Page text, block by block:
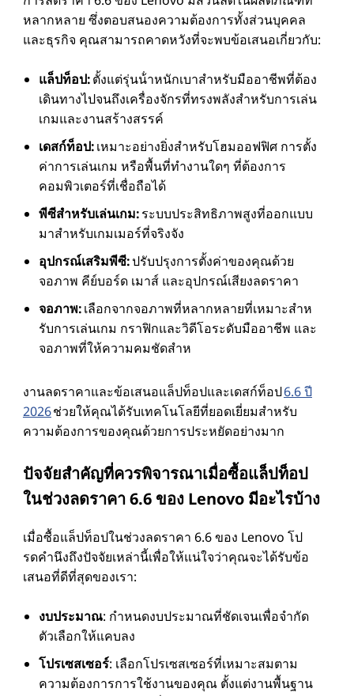
หลากหลาย ซึ่งตอบสนองความต้องการทั้งส่วนบุคคล
และธุรกิจ คุณสามารถคาดหวังที่จะพบข้อเสนอเกี่ยวกับ:
แล็ปท็อป:ตั้งแต่รุ่นน้ําหนักเบาสําหรับมืออาชีพที่ต้อง
เดินทางไปจนถึงเครื่องจักรที่ทรงพลังสําหรับการเล่น
เกมและงานสร้างสรรค์
เดสก์ท็อป:เหมาะอย่างยิ่งสําหรับโฮมออฟฟิศ การตั้ง
ค่าการเล่นเกม หรือพื้นที่ทํางานใดๆ ที่ต้องการ
คอมพิวเตอร์ที่เชื่อถือได้
พีซีสําหรับเล่นเกม:ระบบประสิทธิภาพสูงที่ออกแบบ
มาสําหรับเกมเมอร์ที่จริงจัง
อุปกรณ์เสริมพีซี:ปรับปรุงการตั้งค่าของคุณด้วย
จอภาพ คีย์บอร์ด เมาส์ และอุปกรณ์เสียงลดราคา
จอภาพ:เลือกจากจอภาพที่หลากหลายที่เหมาะสําห
รับการเล่นเกม กราฟิกและวิดีโอระดับมืออาชีพ และ
จอภาพที่ให้ความคมชัดสําห
งานลดราคาและข้อเสนอแล็ปท็อปและเดสก์ท็อป6.6 ปี
2026ช่วยให้คุณได้รับเทคโนโลยีที่ยอดเยี่ยมสําหรับ
ความต้องการของคุณด้วยการประหยัดอย่างมาก
ปัจจัยสําคัญที่ควรพิจารณาเมื่อซื้อแล็ปท็อป
ในช่วงลดราคา 6.6 ของ Lenovo มีอะไรบ้าง
เมื่อซื้อแล็ปท็อปในช่วงลดราคา 6.6 ของ Lenovo โป
รดคํานึงถึงปัจจัยเหล่านี้เพื่อให้แน่ใจว่าคุณจะได้รับข้อ
เสนอที่ดีที่สุดของเรา:
งบประมาณ: กําหนดงบประมาณที่ชัดเจนเพื่อจํากัด
ตัวเลือกให้แคบลง
โปรเซสเซอร์: เลือกโปรเซสเซอร์ที่เหมาะสมตาม
ความต้องการการใช้งานของคุณ ตั้งแต่งานพื้นฐาน